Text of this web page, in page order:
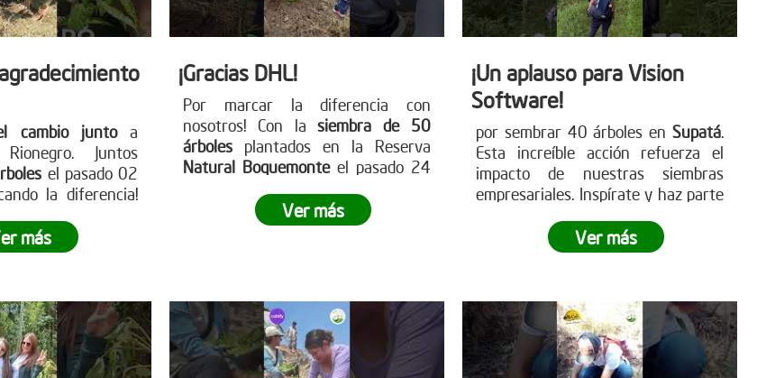
cambio junto a
Juntos
el pasado 02
la diferencia!
a participar en
jornada de
unirte, visita
sitio web
más
¡Gracias DHL!
Por marcar la diferencia con
nosotros! Con lasiembra de 50
árboles plantados en la Reserva
Natural Boquemonteel pasado 24
través de la siembra empresarial se
puede dejar una huella significativa
futuro más sostenible
. Visita
nuestra página web para más
información sobre cómo puedes
Ver más
¡Un aplauso para Vision
Software!
por sembrar 40 árboles en Supatá.
Esta increíble acción refuerza el
impacto de nuestras siembras
empresariales. Inspírate y haz parte
. Visita nuestra página web
para más detalles
Ver más